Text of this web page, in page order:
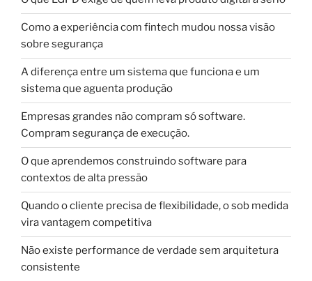
Como a experiência com fintech mudou nossa visão
sobre segurança
A diferença entre um sistema que funciona e um
sistema que aguenta produção
Empresas grandes não compram só software.
Compram segurança de execução.
O que aprendemos construindo software para
contextos de alta pressão
Quando o cliente precisa de flexibilidade, o sob medida
vira vantagem competitiva
Não existe performance de verdade sem arquitetura
consistente